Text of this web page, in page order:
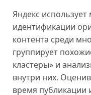
Яндекс
идентификации
контента среди
группирует
кластеры» и
внутри них.
время публикации